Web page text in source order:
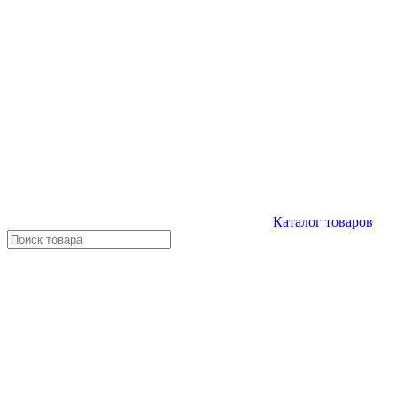
Каталог товаров